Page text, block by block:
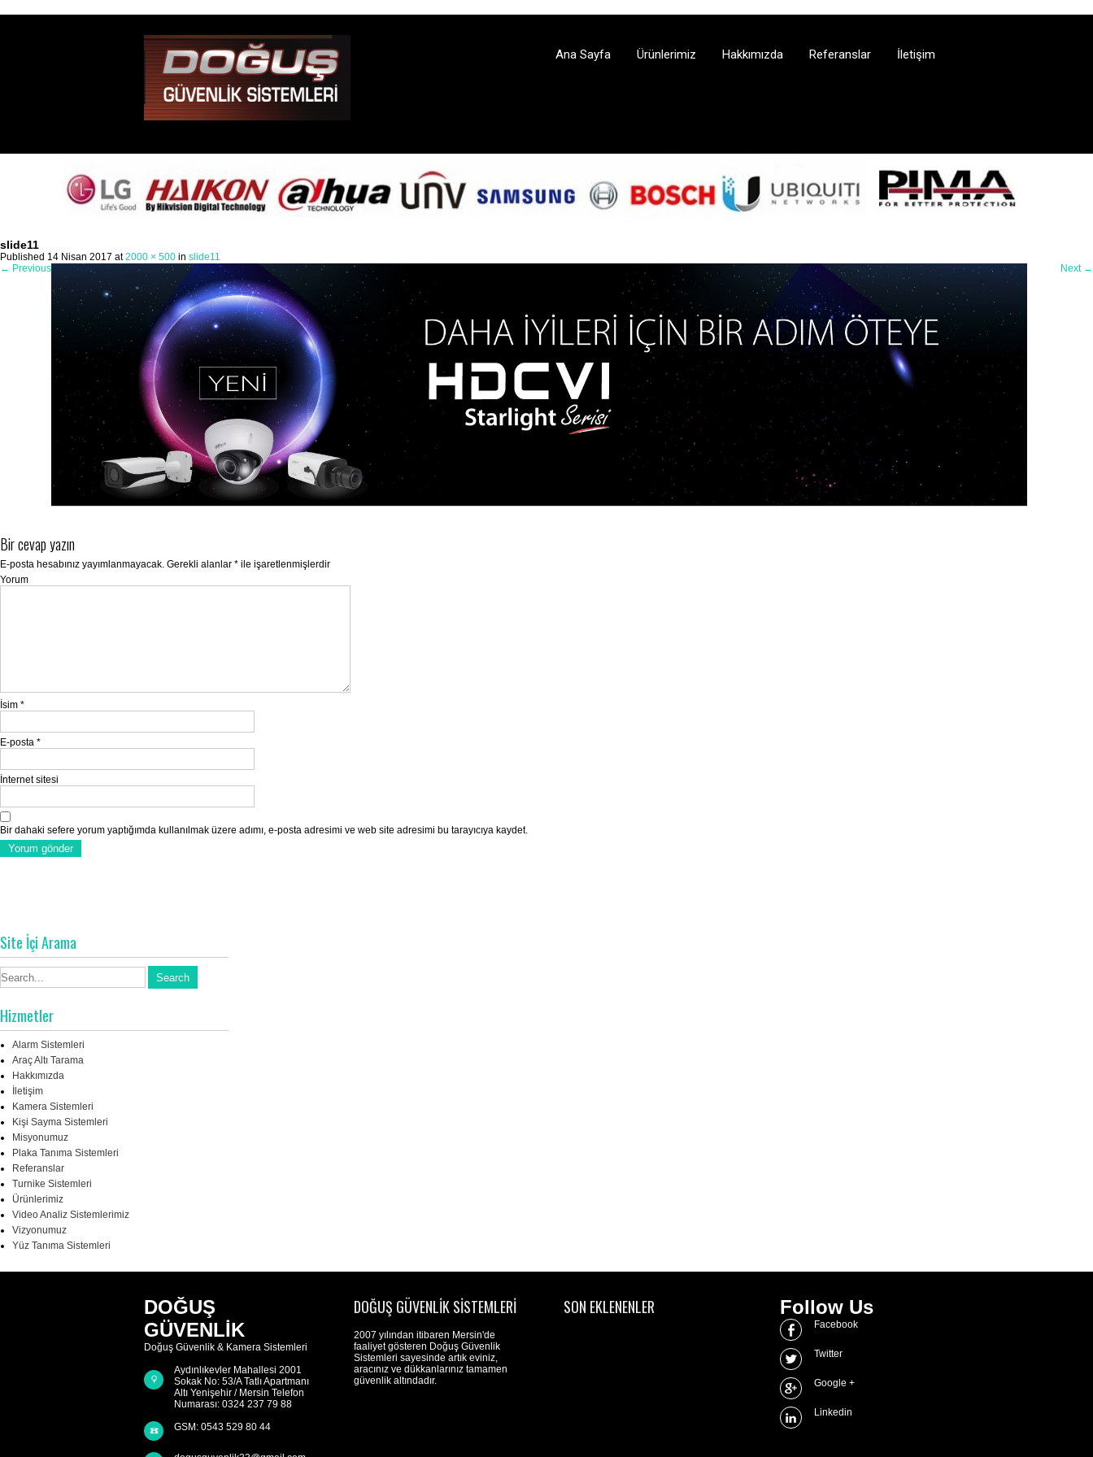
Ana Sayfa Ürünlerimiz Hakkımızda Referanslar İletişim
slide11
Published 14 Nisan 2017 at2000 × 500 in slide11
← Previous Next →
Bir cevap yazın
E-posta hesabınız yayımlanmayacak. Gerekli alanlar * ile işaretlenmişlerdir
Yorum
İsim *
E-posta *
İnternet sitesi
Bir dahaki sefere yorum yaptığımda kullanılmak üzere adımı, e-posta adresimi ve web site adresimi bu tarayıcıya kaydet.
Site İçi Arama
Hizmetler
Alarm Sistemleri
Araç Altı Tarama
Hakkımızda
İletişim
Kamera Sistemleri
Kişi Sayma Sistemleri
Misyonumuz
Plaka Tanıma Sistemleri
Referanslar
Turnike Sistemleri
Ürünlerimiz
Video Analiz Sistemlerimiz
Vizyonumuz
Yüz Tanıma Sistemleri
DOĞUŞ
GÜVENLİK
Doğuş Güvenlik & Kamera Sistemleri
Aydınlıkevler Mahallesi 2001
Sokak No: 53/A Tatlı Apartmanı
Altı Yenişehir / Mersin Telefon
Numarası: 0324 237 79 88
GSM: 0543 529 80 44
DOĞUŞ GÜVENLIK SISTEMLERI
2007 yılından itibaren Mersin'de
faaliyet gösteren Doğuş Güvenlik
Sistemleri sayesinde artık eviniz,
aracınız ve dükkanlarınız tamamen
güvenlik altındadır.
SON EKLENENLER Follow Us
Facebook
Twitter
Google +
Linkedin